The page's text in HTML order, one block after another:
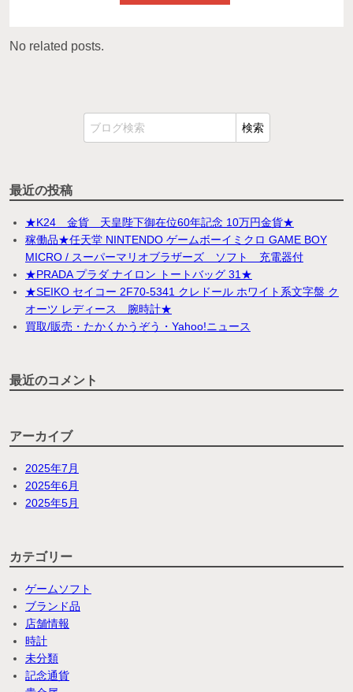
No related posts.
最近の投稿
★K24 金貨 天皇陛下御在位60年記念 10万円金貨★
稼働品★任天堂 NINTENDO ゲームボーイミクロ GAME BOY
MICRO / スーパーマリオブラザーズ ソフト 充電器付
★PRADA プラダ ナイロン トートバッグ 31★
★SEIKO セイコー 2F70-5341 クレドール ホワイト系文字盤 ク
オーツ レディース 腕時計★
買取/販売・たかくかうぞう・Yahoo!ニュース
最近のコメント
アーカイブ
2025年7月
2025年6月
2025年5月
カテゴリー
ゲームソフト
ブランド品
店舗情報
時計
未分類
記念通貨